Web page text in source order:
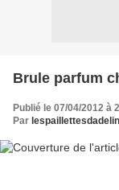
Brule parfum
Publié le 07/04/2012 à
Par